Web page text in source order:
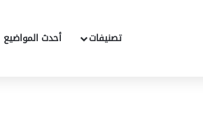
تصنيفات أحدث المواضيع